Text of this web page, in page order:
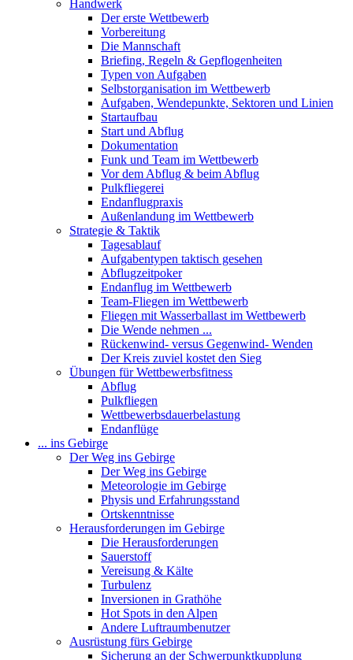
Handwerk
Der erste Wettbewerb
Vorbereitung
Die Mannschaft
Briefing, Regeln & Gepflogenheiten
Typen von Aufgaben
Selbstorganisation im Wettbewerb
Aufgaben, Wendepunkte, Sektoren und Linien
Startaufbau
Start und Abflug
Dokumentation
Funk und Team im Wettbewerb
Vor dem Abflug & beim Abflug
Pulkfliegerei
Endanflugpraxis
Außenlandung im Wettbewerb
Strategie & Taktik
Tagesablauf
Aufgabentypen taktisch gesehen
Abflugzeitpoker
Endanflug im Wettbewerb
Team-Fliegen im Wettbewerb
Fliegen mit Wasserballast im Wettbewerb
Die Wende nehmen ...
Rückenwind- versus Gegenwind- Wenden
Der Kreis zuviel kostet den Sieg
Übungen für Wettbewerbsfitness
Abflug
Pulkfliegen
Wettbewerbsdauerbelastung
Endanflüge
... ins Gebirge
Der Weg ins Gebirge
Der Weg ins Gebirge
Meteorologie im Gebirge
Physis und Erfahrungsstand
Ortskenntnisse
Herausforderungen im Gebirge
Die Herausforderungen
Sauerstoff
Vereisung & Kälte
Turbulenz
Inversionen in Grathöhe
Hot Spots in den Alpen
Andere Luftraumbenutzer
Ausrüstung fürs Gebirge
Sicherung an der Schwerpunktkupplung